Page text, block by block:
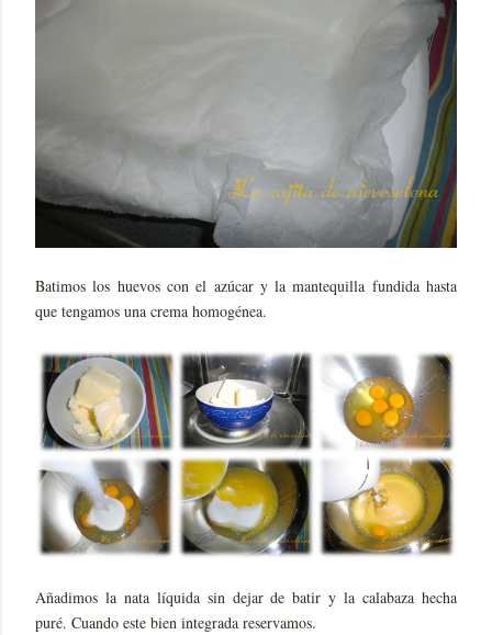
Batimos los huevos con el azúcar y la mantequilla fundida hasta
que tengamos una crema homogénea.
Añadimos la nata líquida sin dejar de batir y la calabaza hecha
puré. Cuando este bien integrada reservamos.